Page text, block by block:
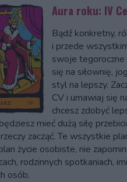
Aura roku: IV
Bądź konkretny,
i przede
swoje tegoroczne
się na siłownię,
styl na lepszy.
CV i umawiaj się
chcesz zdobyć
mieć dużą siłę
zacząć. Te wszystkie
życie osobiste, nie
rodzinnych spotkaniach,
osób.